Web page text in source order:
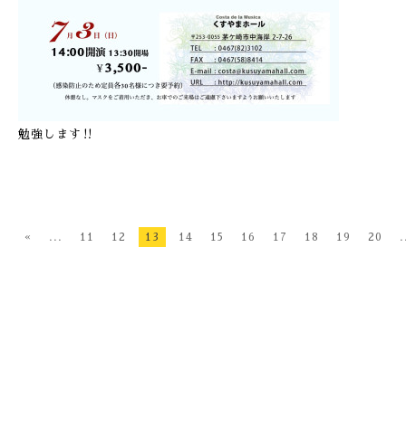
勉強します‼︎
« ... 11 12 13 14 15 16 17 18 19 20